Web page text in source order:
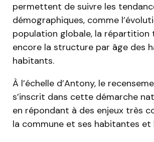
permettent de suivre les
démographiques, comme
population globale, la répartition
encore la structure par âge des
habitants.
À l’échelle d’Antony, le
s’inscrit dans cette démarche
en répondant à des enjeux très
la commune et ses habitantes et